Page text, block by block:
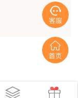
两位老师的课
通过了该门考
持更有价值，
造考试的最强